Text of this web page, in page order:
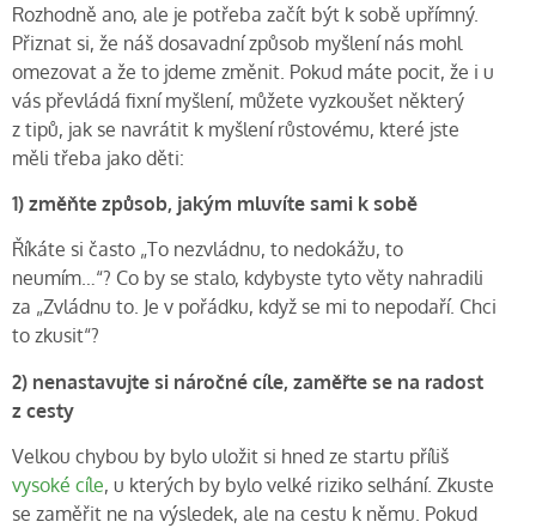
Rozhodně ano, ale je potřeba začít být k sobě upřímný.
Přiznat si, že náš dosavadní způsob myšlení nás mohl
omezovat a že to jdeme změnit. Pokud máte pocit, že i u
vás převládá fixní myšlení, můžete vyzkoušet některý
z tipů, jak se navrátit k myšlení růstovému, které jste
měli třeba jako děti:
1) změňte způsob, jakým mluvíte sami k sobě
Říkáte si často „To nezvládnu, to nedokážu, to
neumím…“? Co by se stalo, kdybyste tyto věty nahradili
za „Zvládnu to. Je v pořádku, když se mi to nepodaří. Chci
to zkusit“?
2) nenastavujte si náročné cíle, zaměřte se na radost
z cesty
Velkou chybou by bylo uložit si hned ze startu příliš
vysoké cíle, u kterých by bylo velké riziko selhání. Zkuste
se zaměřit ne na výsledek, ale na cestu k němu. Pokud